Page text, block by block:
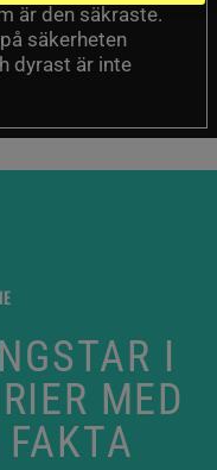
är den säkraste.
säkerheten
dyrast är inte
I
MED